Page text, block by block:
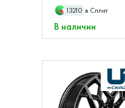
13210 в Сплит
В наличии